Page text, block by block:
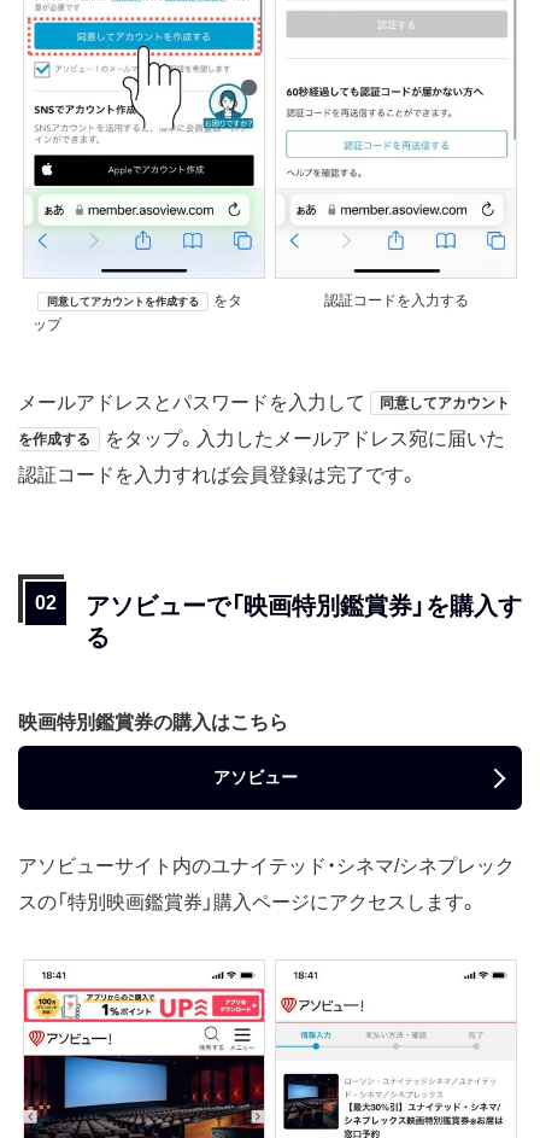
同意してアカウントを作成する
をタ
ップ
認証コードを入力する
メールアドレスとパスワードを入力して 同意してアカウント
を作成する
をタップ。入力したメールアドレス宛に届いた
認証コードを入力すれば会員登録は完了です。
アソビューで「映画特別鑑賞券」を購入す
る
映画特別鑑賞券の購入はこちら
アソビュー
アソビューサイト内のユナイテッド・シネマ/シネプレック
スの「特別映画鑑賞券」購入ページにアクセスします。